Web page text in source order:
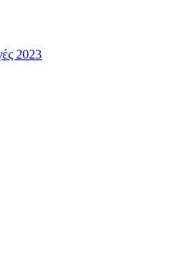
2023